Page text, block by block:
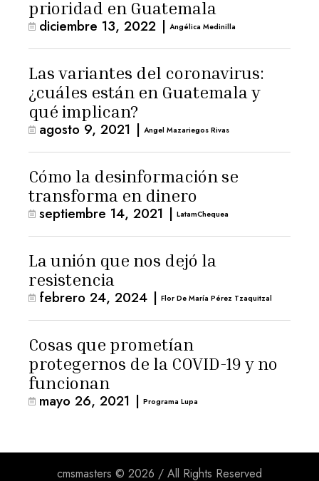
prioridad en Guatemala
diciembre 13, 2022 | Angélica Medinilla
Las variantes del coronavirus:
¿cuáles están en Guatemala y
qué implican?
agosto 9, 2021 | Angel Mazariegos Rivas
Cómo la desinformación se
transforma en dinero
septiembre 14, 2021 | LatamChequea
La unión que nos dejó la
resistencia
febrero 24, 2024 | Flor De María Pérez Tzaquitzal
Cosas que prometían
protegernos de la COVID-19 y no
funcionan
mayo 26, 2021 | Programa Lupa
cmsmasters © 2026 / All Rights Reserved